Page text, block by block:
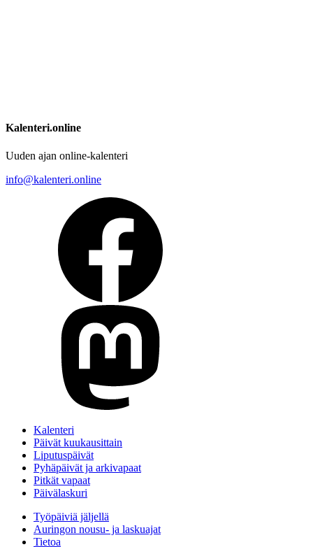
Kalenteri.online
Uuden ajan online-kalenteri
info@kalenteri.online
Kalenteri
Päivät kuukausittain
Liputuspäivät
Pyhäpäivät ja arkivapaat
Pitkät vapaat
Päivälaskuri
Työpäiviä jäljellä
Auringon nousu- ja laskuajat
Tietoa